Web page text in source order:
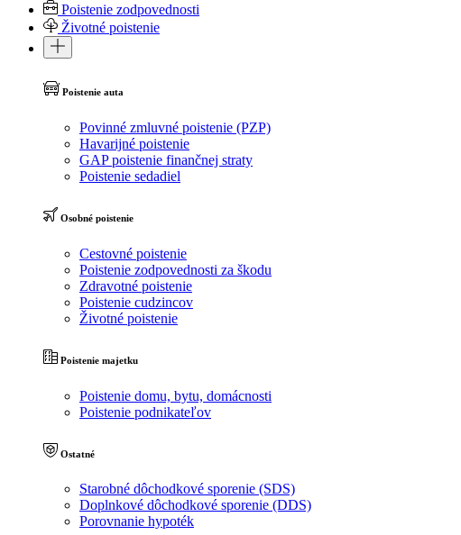
Poistenie zodpovednosti
Životné poistenie
Poistenie auta
Povinné zmluvné poistenie (PZP)
Havarijné poistenie
GAP poistenie finančnej straty
Poistenie sedadiel
Osobné poistenie
Cestovné poistenie
Poistenie zodpovednosti za škodu
Zdravotné poistenie
Poistenie cudzincov
Životné poistenie
Poistenie majetku
Poistenie domu, bytu, domácnosti
Poistenie podnikateľov
Ostatné
Starobné dôchodkové sporenie (SDS)
Doplnkové dôchodkové sporenie (DDS)
Porovnanie hypoték